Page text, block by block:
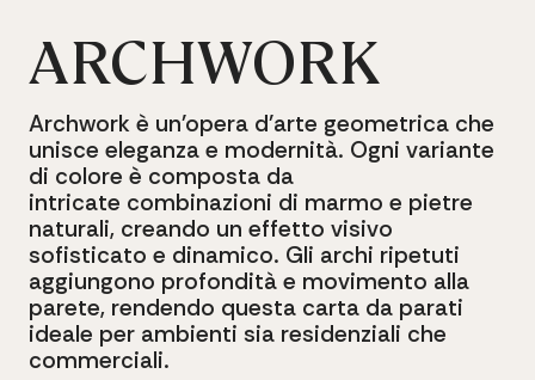
ARCHWORK
Archwork è un'opera d'arte geometrica che
unisce eleganza e modernità. Ogni variante
di colore è composta da
intricate combinazioni di marmo e pietre
naturali, creando un effetto visivo
sofisticato e dinamico. Gli archi ripetuti
aggiungono profondità e movimento alla
parete, rendendo questa carta da parati
ideale per ambienti sia residenziali che
commerciali.